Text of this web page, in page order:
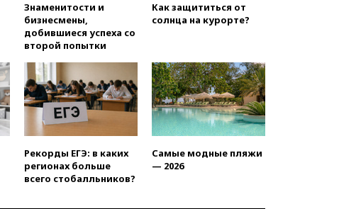
вчера, 19:35
республиканцев поддержать
Вэнса на выборах 2028 года
вчера, 19:20Число ломбардов
в РФ превысило максимум
2022 года
аэропорт Геленджика
возобновили работу
Знаменитости и
бизнесмены,
добившиеся успеха со
второй попытки
Как защититься от
солнца на курорте?
Рекорды ЕГЭ: в каких
регионах больше
всего стобалльников?
Самые модные пляжи
— 2026